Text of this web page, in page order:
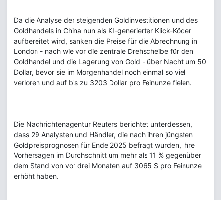
Da die Analyse der steigenden Goldinvestitionen und des
Goldhandels in China nun als KI-generierter Klick-Köder
aufbereitet wird, sanken die Preise für die Abrechnung in
London - nach wie vor die zentrale Drehscheibe für den
Goldhandel und die Lagerung von Gold - über Nacht um 50
Dollar, bevor sie im Morgenhandel noch einmal so viel
verloren und auf bis zu 3203 Dollar pro Feinunze fielen.
Die Nachrichtenagentur Reuters berichtet unterdessen,
dass 29 Analysten und Händler, die nach ihren jüngsten
Goldpreisprognosen für Ende 2025 befragt wurden, ihre
Vorhersagen im Durchschnitt um mehr als 11 % gegenüber
dem Stand von vor drei Monaten auf 3065 $ pro Feinunze
erhöht haben.